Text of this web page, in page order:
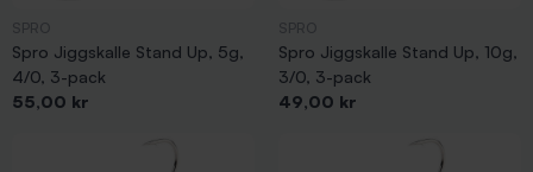
Spro Jiggskalle Stand Up, 5g,
4/0, 3-pack
Pris
55,00 kr
Spro Jiggskalle Stand Up, 10g,
3/0, 3-pack
Pris
49,00 kr